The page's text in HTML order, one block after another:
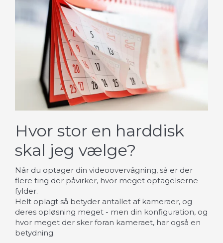
Hvor stor en harddisk
skal jeg vælge?
Når du optager din videoovervågning, så er der
flere ting der påvirker, hvor meget optagelserne
fylder.
Helt oplagt så betyder antallet af kameraer, og
deres opløsning meget - men din konfiguration, og
hvor meget der sker foran kameraet, har også en
betydning.